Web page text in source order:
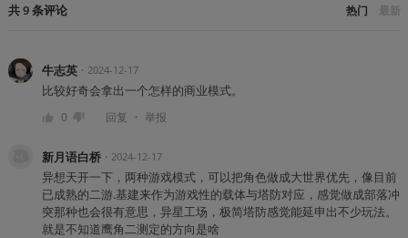
共9条评论 热门 最新
牛志英・ 2024-12-17
比较好奇会拿出一个怎样的商业模式。
0 回复 ・ 举报
新月语白桥・ 2024-12-17
异想天开一下，两种游戏模式，可以把角色做成大世界优先，像目前
已成熟的二游.基建来作为游戏性的载体与塔防对应，感觉做成部落冲
突那种也会很有意思，异星工场，极简塔防感觉能延申出不少玩法。
就是不知道鹰角二测定的方向是啥